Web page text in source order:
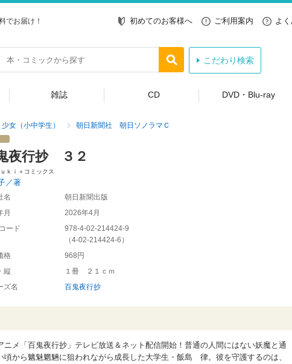
でお届け！ 初めてのお客様へ ご利用案内 よ
こだわり検索
雑誌 CD DVD・Blu-ray
少女（小中学生） 朝日新聞社 朝日ソノラマＣ
夜行抄 ３２
ｋｉ＋コミックス
／著
名
朝日新聞出版
月
2026年4月
ード
978-4-02-214424-9
（4-02-214424-6 ）
格
968円
縦
１冊 ２１ｃｍ
ズ名
百鬼夜行抄
ニメ「百鬼夜行抄」テレビ放送＆ネット配信開始！普通の人間にはない妖魔と通
頃から魑魅魍魎に狙われながら成長した大学生・飯島 律。彼を守護するのは、